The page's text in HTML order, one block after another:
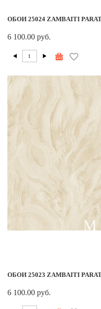
ОБОИ 25024 ZAMBAITI
6 100.00 руб.
ОБОИ 25023 ZAMBAITI
6 100.00 руб.